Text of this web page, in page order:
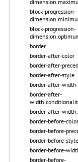
block-progression-
block-progression-
border
border-after-color
border-after-
border-after-style
border-after-width
border-after-
border-after-
border-before-color
border-before-
border-before-style
border-before-
border-before-